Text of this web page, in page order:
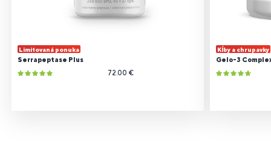
Limitovaná ponuka
Serrapeptase Plus
72.00 €
Kĺby a chrupavky
Gelo-3